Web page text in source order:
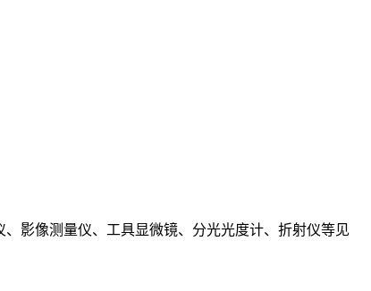
影像测量仪、工具显微镜、分光光度计、折射仪等见